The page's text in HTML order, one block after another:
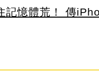
記憶體荒！ 傳